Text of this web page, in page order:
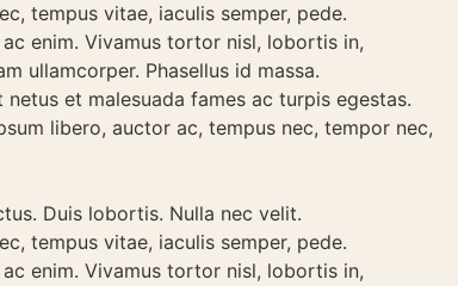
tempus vitae, iaculis semper, pede.
enim. Vivamus tortor nisl, lobortis in,
ullamcorper. Phasellus id massa.
et malesuada fames ac turpis egestas.
libero, auctor ac, tempus nec, tempor nec,
Duis lobortis. Nulla nec velit.
tempus vitae, iaculis semper, pede.
enim. Vivamus tortor nisl, lobortis in,